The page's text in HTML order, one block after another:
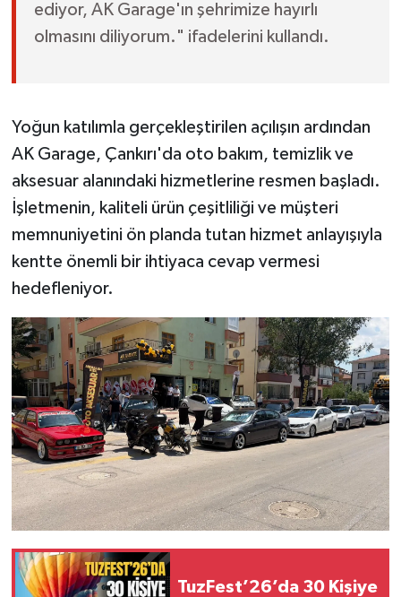
ediyor, AK Garage'ın şehrimize hayırlı
olmasını diliyorum." ifadelerini kullandı.
Yoğun katılımla gerçekleştirilen açılışın ardından
AK Garage, Çankırı'da oto bakım, temizlik ve
aksesuar alanındaki hizmetlerine resmen başladı.
İşletmenin, kaliteli ürün çeşitliliği ve müşteri
memnuniyetini ön planda tutan hizmet anlayışıyla
kentte önemli bir ihtiyaca cevap vermesi
hedefleniyor.
TuzFest’26’da 30 Kişiye